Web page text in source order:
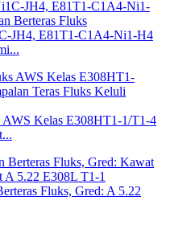
JH4, E81T1-C1A4-Ni1-H4
AWS Kelas E308HT1-1/T1-4
Fluks, Gred: A 5.22